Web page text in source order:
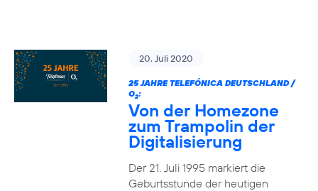
20. Juli 2020
25 JAHRE TELEFÓNICA DEUTSCHLAND /
O2:
Von der Homezone
zum Trampolin der
Digitalisierung
Der 21. Juli 1995 markiert die
Geburtsstunde der heutigen